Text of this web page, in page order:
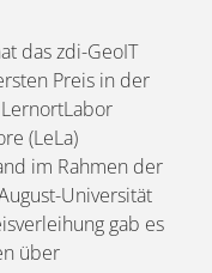
das zdi-GeoIT
Preis in der
(LeLa)
im Rahmen der
Universität
gab es
über